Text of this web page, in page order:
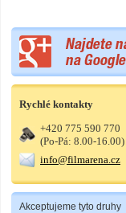
Rychlé kontakty
+420 775 590 770
(Po-Pá: 8.00-16.00)
info@filmarena.cz
Akceptujeme tyto druhy